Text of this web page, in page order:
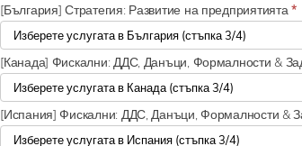
[България] Стратегия: Развитие на предприятията*
[Канада] Фискални: ДДС, Данъци, Формалности &
[Испания] Фискални: ДДС, Данъци, Формалности &